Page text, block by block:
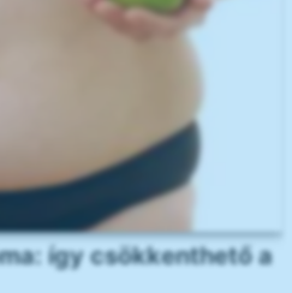
így csökkenthető a